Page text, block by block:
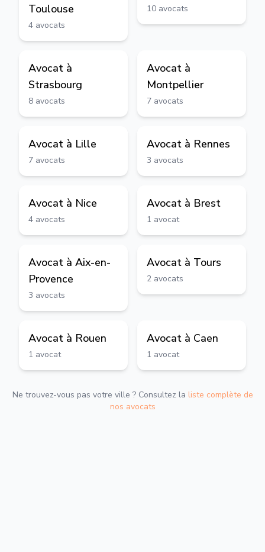
Toulouse
4 avocats
10 avocats
Avocat à
Strasbourg
8 avocats
Avocat à
Montpellier
7 avocats
Avocat à Lille
7 avocats
Avocat à Rennes
3 avocats
Avocat à Nice
4 avocats
Avocat à Brest
1 avocat
Avocat à Aix-en-
Provence
3 avocats
Avocat à Tours
2 avocats
Avocat à Rouen
1 avocat
Avocat à Caen
1 avocat
Ne trouvez-vous pas votre ville ? Consultez la liste complète de
nos avocats